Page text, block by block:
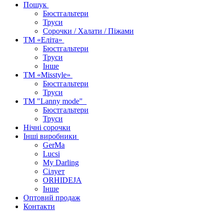
Пошук
Бюстгальтери
Труси
Сорочки / Халати / Піжами
ТМ «Еліта»
Бюстгальтери
Труси
Інше
ТМ «Misstyle»
Бюстгальтери
Труси
ТМ "Lanny mode"
Бюстгальтери
Труси
Нічні сорочки
Інші виробники
GerMa
Lucsi
My Darling
Сілует
ORHIDEJA
Інше
Оптовий продаж
Контакти